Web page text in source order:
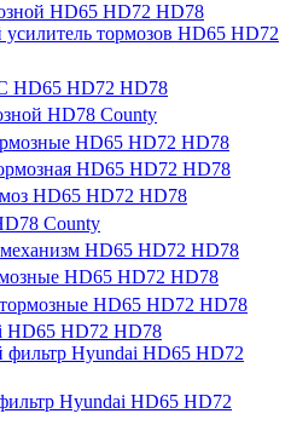
HD65 HD72 HD78
тормозов HD65 HD72
HD65 HD72 HD78
HD78 County
HD65 HD72 HD78
HD65 HD72 HD78
HD65 HD72 HD78
County
HD65 HD72 HD78
HD65 HD72 HD78
HD65 HD72 HD78
HD65 HD72 HD78
Hyundai HD65 HD72
Hyundai HD65 HD72